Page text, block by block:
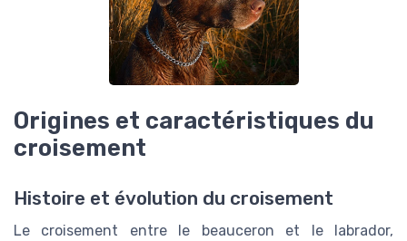
Origines et caractéristiques du
croisement
Histoire et évolution du croisement
Le croisement entre le beauceron et le labrador,